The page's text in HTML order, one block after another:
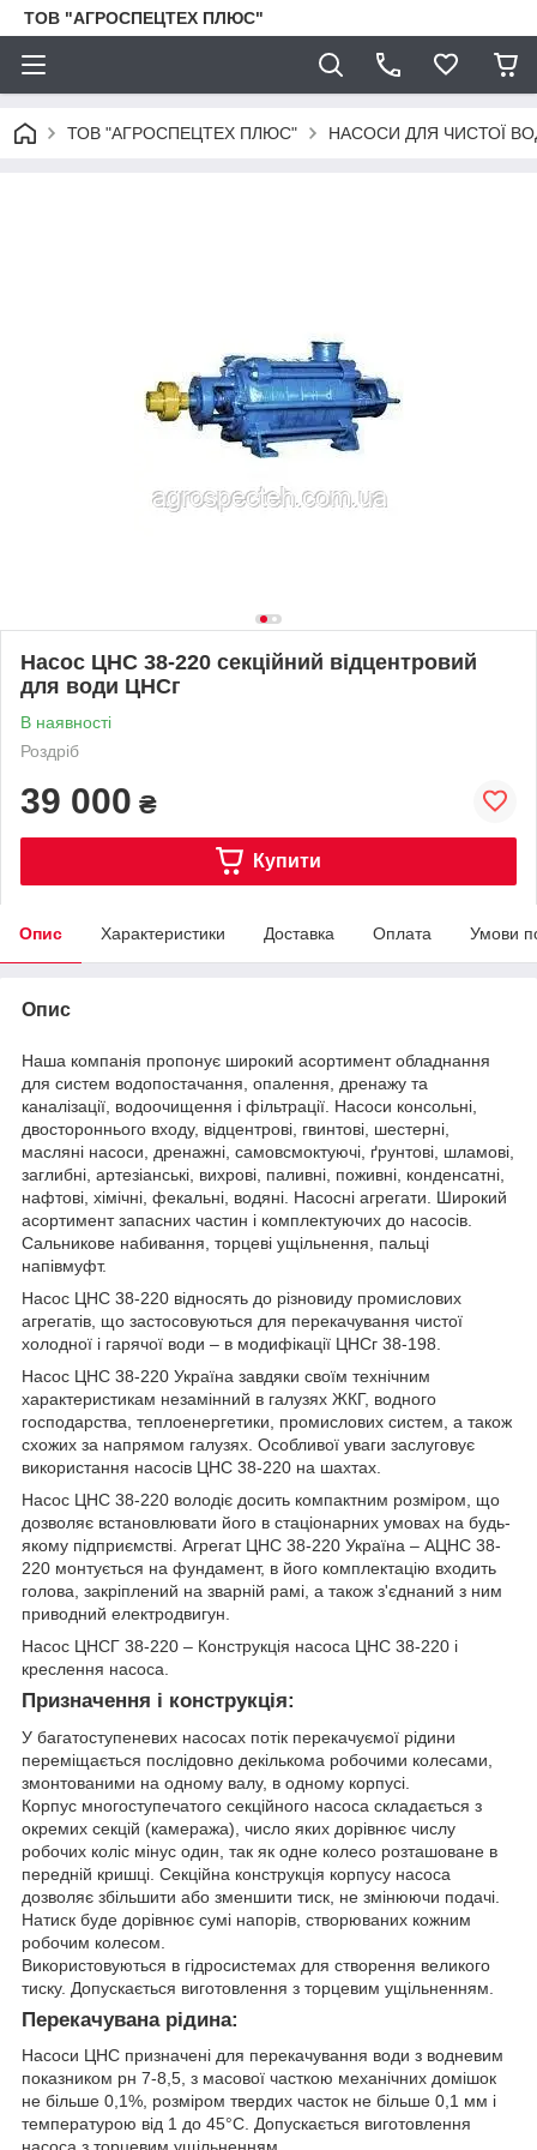
ТОВ "АГРОСПЕЦТЕХ ПЛЮС"
ТОВ "АГРОСПЕЦТЕХ ПЛЮС" НАСОСИ ДЛЯ ЧИСТОЇ
Насос ЦНС 38-220 секційний відцентровий
для води ЦНСг
В наявності
Роздріб
39 000 ₴
Купити
Опис Характеристики Доставка Оплата Умови
Опис
Наша компанія пропонує широкий асортимент обладнання
для систем водопостачання, опалення, дренажу та
каналізації, водоочищення і фільтрації. Насоси консольні,
двостороннього входу, відцентрові, гвинтові, шестерні,
масляні насоси, дренажні, самовсмоктуючі, ґрунтові, шламові,
заглибні, артезіанські, вихрові, паливні, поживні, конденсатні,
нафтові, хімічні, фекальні, водяні. Насосні агрегати. Широкий
асортимент запасних частин і комплектуючих до насосів.
Сальникове набивання, торцеві ущільнення, пальці
напівмуфт.
Насос ЦНС 38-220 відносять до різновиду промислових
агрегатів, що застосовуються для перекачування чистої
холодної і гарячої води – в модифікації ЦНСг 38-198.
Насос ЦНС 38-220 Україна завдяки своїм технічним
характеристикам незамінний в галузях ЖКГ, водного
господарства, теплоенергетики, промислових систем, а також
схожих за напрямом галузях. Особливої уваги заслуговує
використання насосів ЦНС 38-220 на шахтах.
Насос ЦНС 38-220 володіє досить компактним розміром, що
дозволяє встановлювати його в стаціонарних умовах на будь-
якому підприємстві. Агрегат ЦНС 38-220 Україна – АЦНС 38-
220 монтується на фундамент, в його комплектацію входить
голова, закріплений на зварній рамі, а також з'єднаний з ним
приводний електродвигун.
Насос ЦНСГ 38-220 – Конструкція насоса ЦНС 38-220 і
креслення насоса.
Призначення і конструкція:
У багатоступеневих насосах потік перекачуємої рідини
переміщається послідовно декількома робочими колесами,
змонтованими на одному валу, в одному корпусі.
Корпус многоступечатого секційного насоса складається з
окремих секцій (камеража), число яких дорівнює числу
робочих коліс мінус один, так як одне колесо розташоване в
передній кришці. Секційна конструкція корпусу насоса
дозволяє збільшити або зменшити тиск, не змінюючи подачі.
Натиск буде дорівнює сумі напорів, створюваних кожним
робочим колесом.
Використовуються в гідросистемах для створення великого
тиску. Допускається виготовлення з торцевим ущільненням.
Перекачувана рідина:
Насоси ЦНС призначені для перекачування води з водневим
показником рн 7-8,5, з масової часткою механічних домішок
не більше 0,1%, розміром твердих часток не більше 0,1 мм і
температурою від 1 до 45°С. Допускається виготовлення